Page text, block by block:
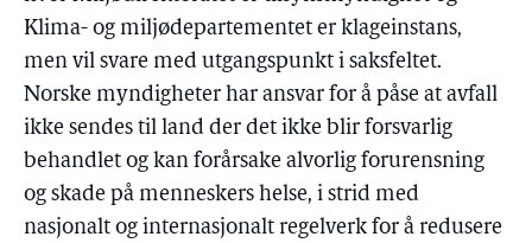
Klima- og miljødepartementet er klageinstans,
men vil svare med utgangspunkt i saksfeltet.
Norske myndigheter har ansvar for å påse at avfall
ikke sendes til land der det ikke blir forsvarlig
behandlet og kan forårsake alvorlig forurensning
og skade på menneskers helse, i strid med
nasjonalt og internasjonalt regelverk for å redusere